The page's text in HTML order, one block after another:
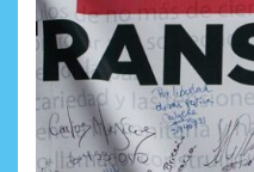
r
a
d
a